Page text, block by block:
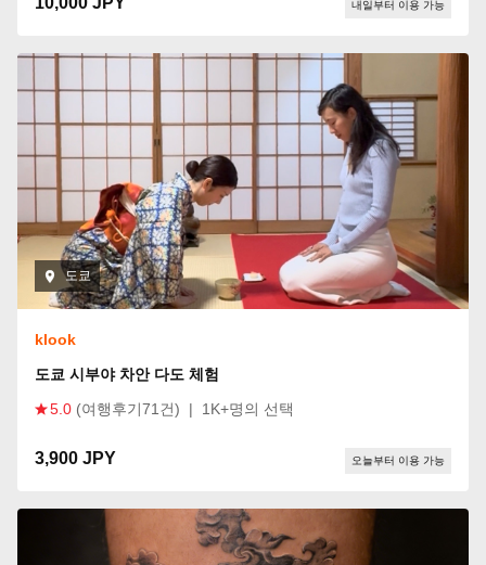
내일부터 이용 가능
도쿄
klook
도쿄 시부야 차안 다도 체험
5.0 (여행후기71건) | 1K+명의 선택
3,900 JPY 오늘부터 이용 가능